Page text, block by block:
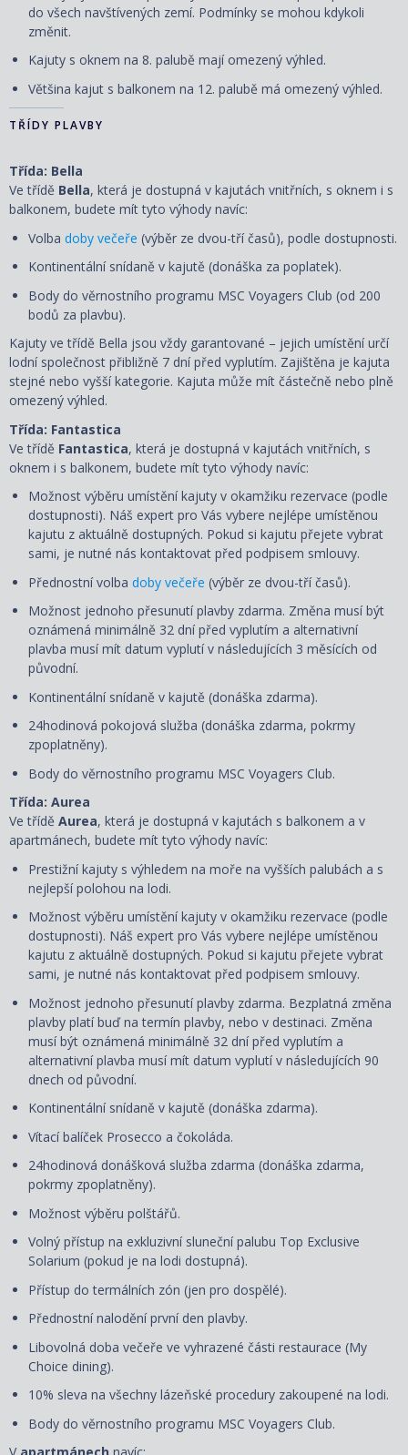
do všech navštívených zemí. Podmínky se mohou kdykoli
změnit.
Kajuty s oknem na 8. palubě mají omezený výhled.
Většina kajut s balkonem na 12. palubě má omezený výhled.
TŘÍDY PLAVBY
Třída: Bella
Ve třídě Bella, která je dostupná v kajutách vnitřních, s oknem i s
balkonem, budete mít tyto výhody navíc:
Volba doby večeře (výběr ze dvou-tří časů), podle dostupnosti.
Kontinentální snídaně v kajutě (donáška za poplatek).
Body do věrnostního programu MSC Voyagers Club (od 200
bodů za plavbu).
Kajuty ve třídě Bella jsou vždy garantované – jejich umístění určí
lodní společnost přibližně 7 dní před vyplutím. Zajištěna je kajuta
stejné nebo vyšší kategorie. Kajuta může mít částečně nebo plně
omezený výhled.
Třída: Fantastica
Ve třídě Fantastica, která je dostupná v kajutách vnitřních, s
oknem i s balkonem, budete mít tyto výhody navíc:
Možnost výběru umístění kajuty v okamžiku rezervace (podle
dostupnosti). Náš expert pro Vás vybere nejlépe umístěnou
kajutu z aktuálně dostupných. Pokud si kajutu přejete vybrat
sami, je nutné nás kontaktovat před podpisem smlouvy.
Přednostní volba doby večeře (výběr ze dvou-tří časů).
Možnost jednoho přesunutí plavby zdarma. Změna musí být
oznámená minimálně 32 dní před vyplutím a alternativní
plavba musí mít datum vyplutí v následujících 3 měsících od
původní.
Kontinentální snídaně v kajutě (donáška zdarma).
24hodinová pokojová služba (donáška zdarma, pokrmy
zpoplatněny).
Body do věrnostního programu MSC Voyagers Club.
Třída: Aurea
Ve třídě Aurea, která je dostupná v kajutách s balkonem a v
apartmánech, budete mít tyto výhody navíc:
Prestižní kajuty s výhledem na moře na vyšších palubách a s
nejlepší polohou na lodi.
Možnost výběru umístění kajuty v okamžiku rezervace (podle
dostupnosti). Náš expert pro Vás vybere nejlépe umístěnou
kajutu z aktuálně dostupných. Pokud si kajutu přejete vybrat
sami, je nutné nás kontaktovat před podpisem smlouvy.
Možnost jednoho přesunutí plavby zdarma. Bezplatná změna
plavby platí buď na termín plavby, nebo v destinaci. Změna
musí být oznámená minimálně 32 dní před vyplutím a
alternativní plavba musí mít datum vyplutí v následujících 90
dnech od původní.
Kontinentální snídaně v kajutě (donáška zdarma).
Vítací balíček Prosecco a čokoláda.
24hodinová donášková služba zdarma (donáška zdarma,
pokrmy zpoplatněny).
Možnost výběru polštářů.
Volný přístup na exkluzivní sluneční palubu Top Exclusive
Solarium (pokud je na lodi dostupná).
Přístup do termálních zón (jen pro dospělé).
Přednostní nalodění první den plavby.
Libovolná doba večeře ve vyhrazené části restaurace (My
Choice dining).
10% sleva na všechny lázeňské procedury zakoupené na lodi.
Body do věrnostního programu MSC Voyagers Club.